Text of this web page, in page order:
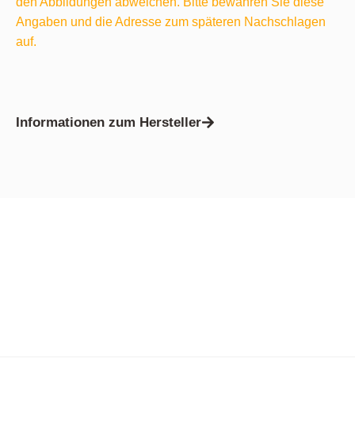
Angaben und die Adresse zum späteren Nachschlagen
auf.
Informationen zum Hersteller